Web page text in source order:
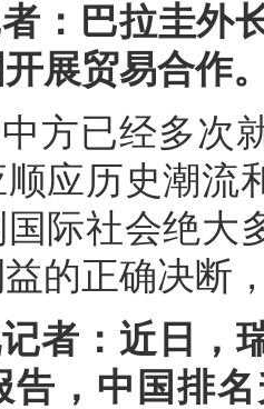
：巴拉圭外
展贸易合作
方已经多次
应历史潮流
际社会绝大
的正确决断
者：近日，
告，中国排